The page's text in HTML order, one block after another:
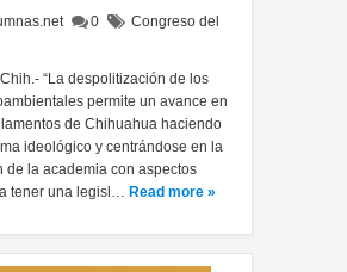
0
Congreso del
“La despolitización de los
permite un avance en
de Chihuahua haciendo
ideológico y centrándose en la
de la academia con aspectos
tener una legisl… Read more »